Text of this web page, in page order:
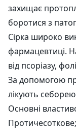
захищає
боротися з
Сірка широко
фармацевтиці.
від псоріазу,
За допомогою
лікують
Основні
Протичесоткове;